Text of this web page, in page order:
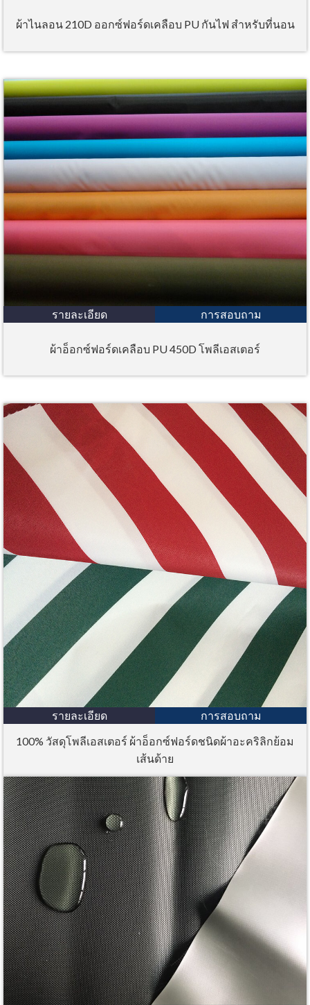
ผ้าไนลอน 210D ออกซ์ฟอร์ดเคลือบ PU กันไฟ สำหรับที่นอน
รายละเอียด การสอบถาม
ผ้าอ็อกซ์ฟอร์ดเคลือบ PU 450D โพลีเอสเตอร์
รายละเอียด
การสอบถาม
100% วัสดุโพลีเอสเตอร์ ผ้าอ็อกซ์ฟอร์ดชนิดผ้าอะคริลิกย้อม
เส้นด้าย